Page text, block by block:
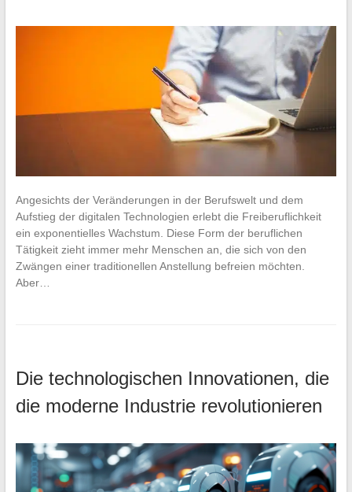
Angesichts der Veränderungen in der Berufswelt und dem
Aufstieg der digitalen Technologien erlebt die Freiberuflichkeit
ein exponentielles Wachstum. Diese Form der beruflichen
Tätigkeit zieht immer mehr Menschen an, die sich von den
Zwängen einer traditionellen Anstellung befreien möchten.
Aber…
Die technologischen Innovationen, die
die moderne Industrie revolutionieren